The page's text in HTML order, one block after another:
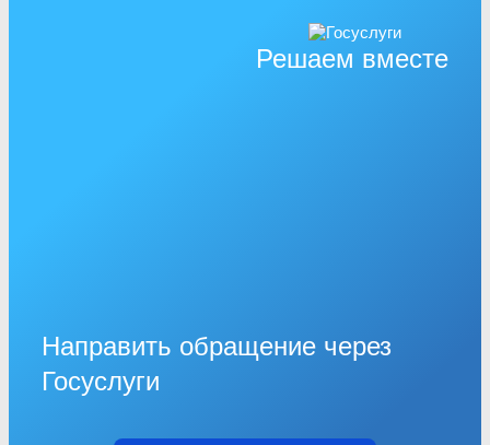
Решаем вместе
Направить обращение через
Госуслуги